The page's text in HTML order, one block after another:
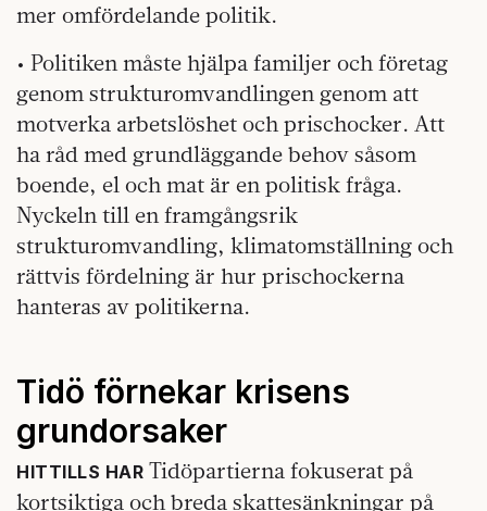
mer omfördelande politik.
• Politiken måste hjälpa familjer och företag
genom strukturomvandlingen genom att
motverka arbetslöshet och prischocker. Att
ha råd med grundläggande behov såsom
boende, el och mat är en politisk fråga.
Nyckeln till en framgångsrik
strukturomvandling, klimatomställning och
rättvis fördelning är hur prischockerna
hanteras av politikerna.
Tidö förnekar krisens
grundorsaker
HITTILLS HAR Tidöpartierna fokuserat på
kortsiktiga och breda skattesänkningar på